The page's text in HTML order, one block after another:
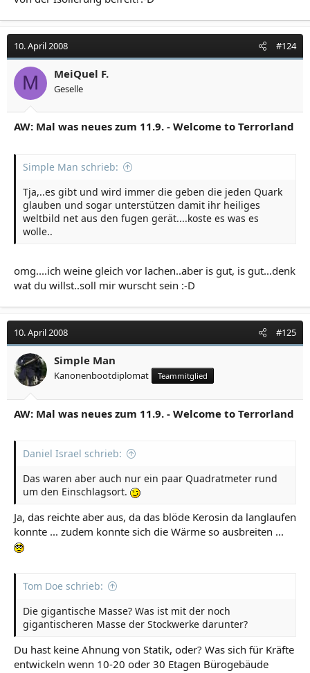
10. April 2008 #124
M MeiQuel F.
Geselle
AW: Mal was neues zum 11.9. - Welcome to Terrorland
Simple Man schrieb:
Tja,..es gibt und wird immer die geben die jeden Quark
glauben und sogar unterstützen damit ihr heiliges
weltbild net aus den fugen gerät....koste es was es
wolle..
omg....ich weine gleich vor lachen..aber is gut, is gut...denk
wat du willst..soll mir wurscht sein :-D
10. April 2008 #125
Simple Man
Kanonenbootdiplomat Teammitglied
AW: Mal was neues zum 11.9. - Welcome to Terrorland
Daniel Israel schrieb:
Das waren aber auch nur ein paar Quadratmeter rund
um den Einschlagsort.
Ja, das reichte aber aus, da das blöde Kerosin da langlaufen
konnte ... zudem konnte sich die Wärme so ausbreiten ...
Tom Doe schrieb:
Die gigantische Masse? Was ist mit der noch
gigantischeren Masse der Stockwerke darunter?
Du hast keine Ahnung von Statik, oder? Was sich für Kräfte
entwickeln wenn 10-20 oder 30 Etagen Bürogebäude